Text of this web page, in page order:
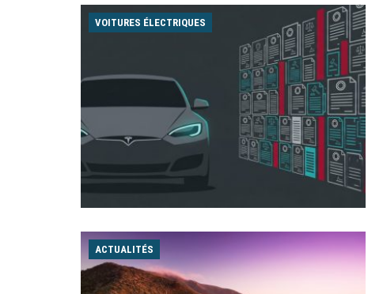
VOITURES ÉLECTRIQUES
ACTUALITÉS